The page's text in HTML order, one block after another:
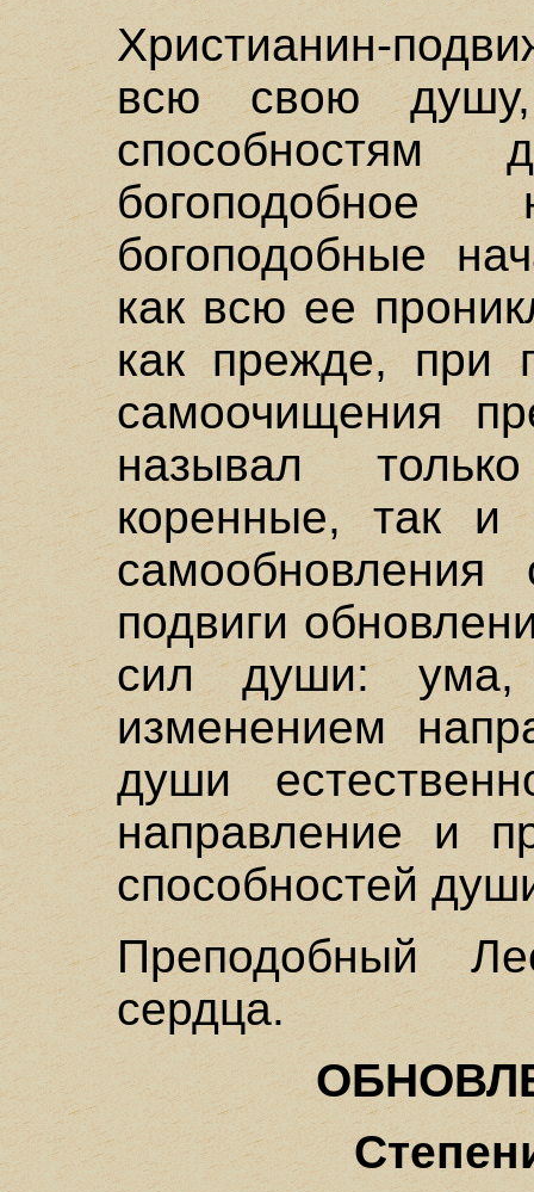
Христианин-
всю свою
богоподобное
богоподобные
как всю ее
как прежде, при
самоочищения
называл
коренные, так и
самообновления
подвиги
сил души:
изменением
души
направление и
способностей
Преподобный
сердца.